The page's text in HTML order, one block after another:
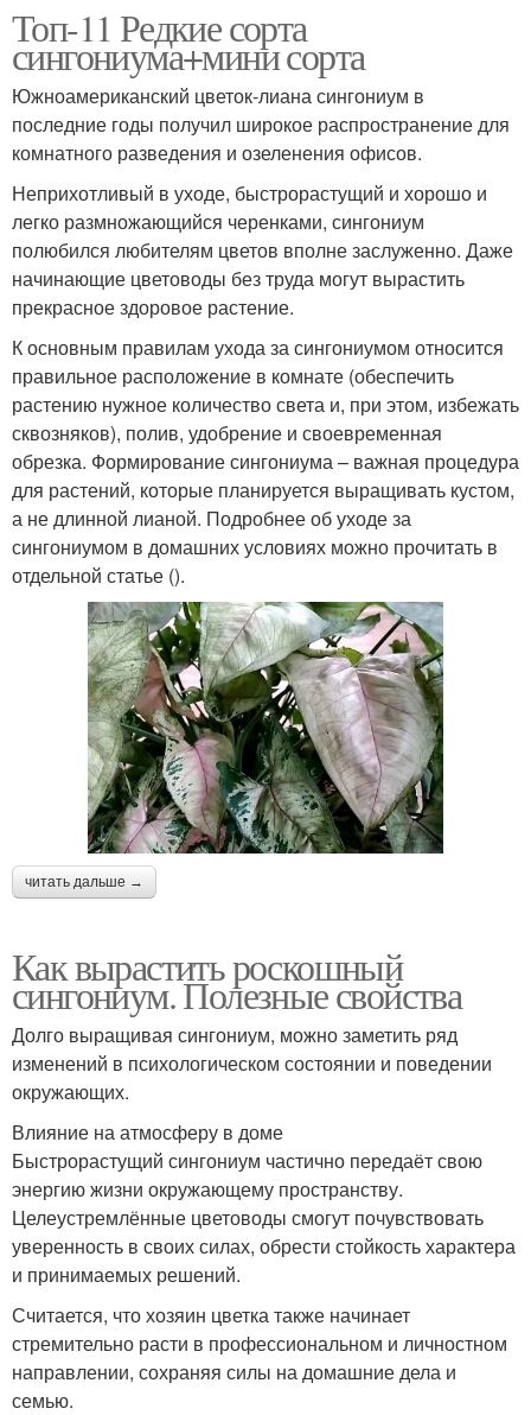
Топ-11 Редкие сорта
сингониума+мини сорта
Южноамериканский цветок-лиана сингониум в
последние годы получил широкое распространение для
комнатного разведения и озеленения офисов.
Неприхотливый в уходе, быстрорастущий и хорошо и
легко размножающийся черенками, сингониум
полюбился любителям цветов вполне заслуженно. Даже
начинающие цветоводы без труда могут вырастить
прекрасное здоровое растение.
К основным правилам ухода за сингониумом относится
правильное расположение в комнате (обеспечить
растению нужное количество света и, при этом, избежать
сквозняков), полив, удобрение и своевременная
обрезка. Формирование сингониума – важная процедура
для растений, которые планируется выращивать кустом,
а не длинной лианой. Подробнее об уходе за
сингониумом в домашних условиях можно прочитать в
отдельной статье ().
читать дальше →
Как вырастить роскошный
сингониум. Полезные свойства
Долго выращивая сингониум, можно заметить ряд
изменений в психологическом состоянии и поведении
окружающих.
Влияние на атмосферу в доме
Быстрорастущий сингониум частично передаёт свою
энергию жизни окружающему пространству.
Целеустремлённые цветоводы смогут почувствовать
уверенность в своих силах, обрести стойкость характера
и принимаемых решений.
Считается, что хозяин цветка также начинает
стремительно расти в профессиональном и личностном
направлении, сохраняя силы на домашние дела и
семью.